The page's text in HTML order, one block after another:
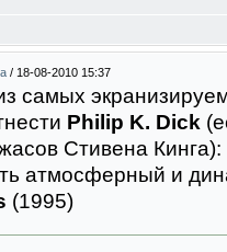
/ 18-08-2010 15:37
самых
Philip K. Dick
Стивена Кинга):
атмосферный и
(1995)